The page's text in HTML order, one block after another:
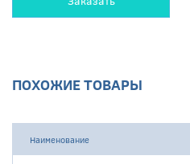
ПОХОЖИЕ ТОВАРЫ
Наименование